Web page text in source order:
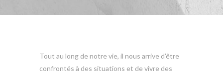
Tout au long de notre vie, il nous arrive d’être
confrontés à des situations et de vivre des